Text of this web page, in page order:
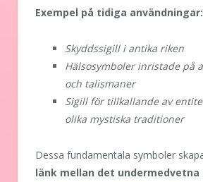
Exempel på tidiga användningar:
Skyddssigill i antika riken
Hälsosymboler inristade på
och talismaner
Sigill för tillkallande av
olika mystiska traditioner
Dessa fundamentala symboler
länk mellan det undermedvetna